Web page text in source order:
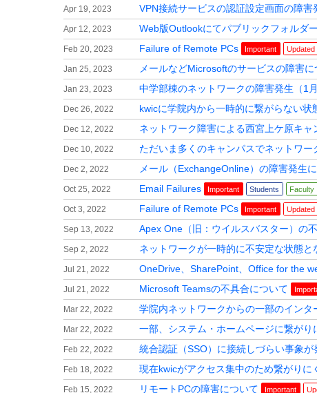
Apr 19, 2023 VPN接続サービスの認証設定画面の障
Apr 12, 2023 Web版Outlookにてパブリックフォルダ
Feb 20, 2023 Failure of Remote PCs Important Updated
Jan 25, 2023 メールなどMicrosoftのサービスの障害に
Jan 23, 2023 中学部棟のネットワークの障害発生（1
Dec 26, 2022 kwicに学院内から一時的に繋がらない状
Dec 12, 2022 ネットワーク障害による西宮上ケ原キ
Dec 10, 2022 ただいま多くのキャンパスでネットワ
Dec 2, 2022 メール（ExchangeOnline）の障害発生
Oct 25, 2022 Email Failures Important Students Faculty
Oct 3, 2022 Failure of Remote PCs Important Updated
Sep 13, 2022 Apex One（旧：ウイルスバスター）の
Sep 2, 2022 ネットワークが一時的に不安定な状態と
Jul 21, 2022 OneDrive、SharePoint、Office for the
Jul 21, 2022 Microsoft Teamsの不具合について
Mar 22, 2022 学院内ネットワークからの一部のインタ
Mar 22, 2022 一部、システム・ホームページに繋が
Feb 22, 2022 統合認証（SSO）に接続しづらい事象が
Feb 18, 2022 現在kwicがアクセス集中のため繋がりに
Feb 15, 2022 リモートPCの障害について Important